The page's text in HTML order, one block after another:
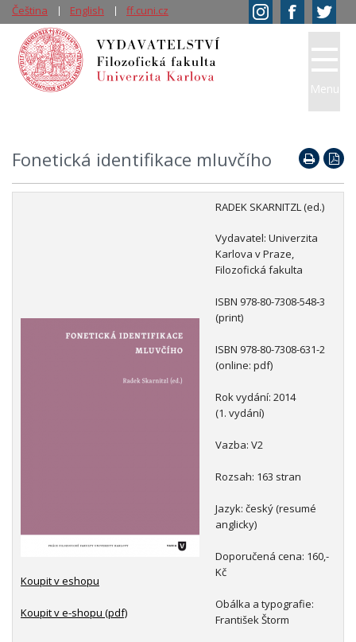
Fonetická identifikace mluvčího
Koupit v eshopu
Koupit v e-shopu (pdf)
RADEK SKARNITZL (ed.)
Vydavatel: Univerzita
Karlova v Praze,
Filozofická fakulta
ISBN 978-80-7308-548‑3
(print)
ISBN 978-80-7308-631-2
(online: pdf)
Rok vydání: 2014
(1. vydání)
Vazba: V2
Rozsah: 163 stran
Jazyk: český (resumé
anglicky)
Doporučená cena: 160,-
Kč
Obálka a typografie:
František Štorm
Menu
Čeština English ff.cuni.cz